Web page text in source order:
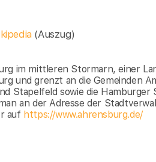
(Auszug)
im mittleren Stormarn, einer
und grenzt an die Gemeinden
Stapelfeld sowie die
an der Adresse der
auf https://www.ahrensburg.de/